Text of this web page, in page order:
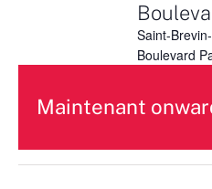
Saint-
Boulevard
Maintenant
une
date.